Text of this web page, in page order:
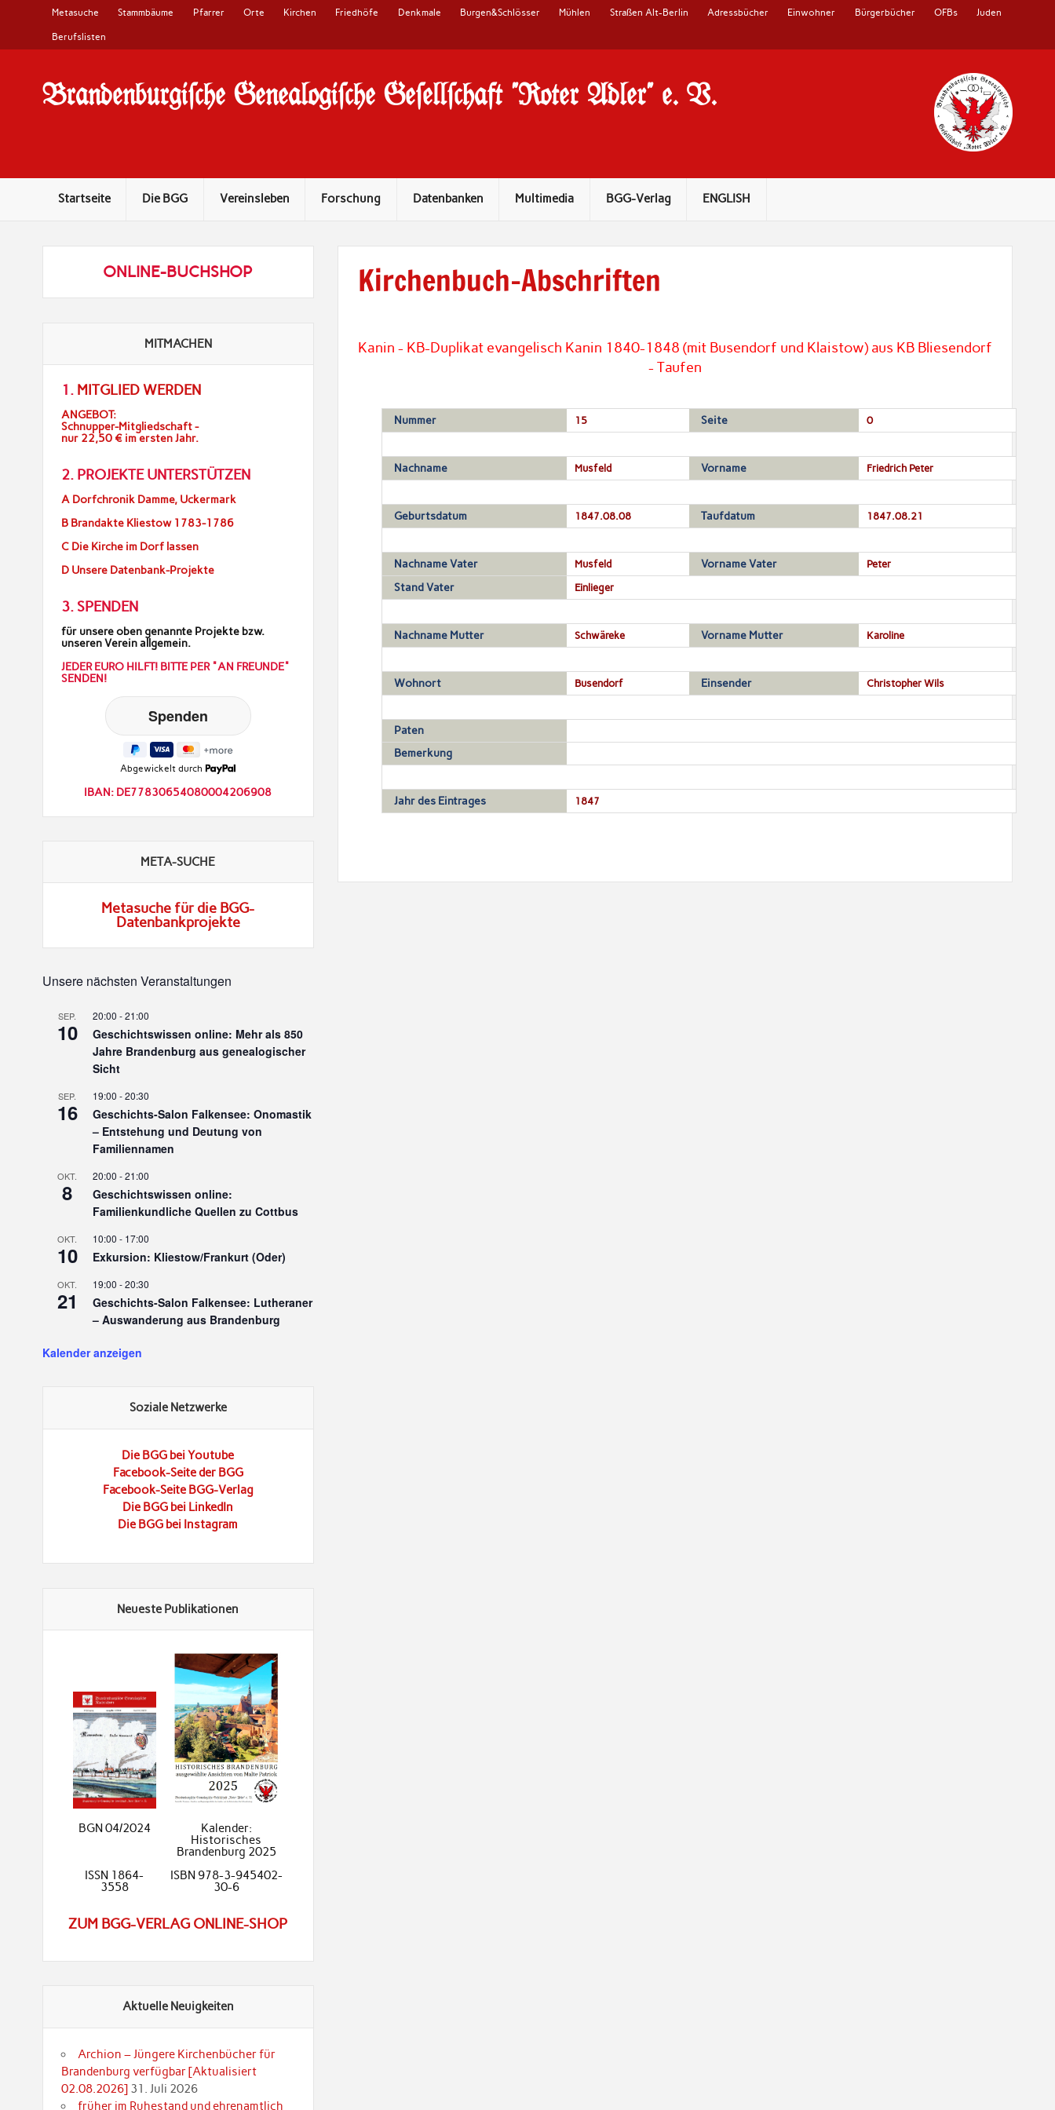
Metasuche Stammbäume Pfarrer Orte Kirchen Friedhöfe Denkmale Burgen&Schlösser Mühlen Straßen Alt-Berlin Adressbücher Einwohner Bürgerbücher OFBs Juden
Berufslisten
Brandenburgi#che Genealogi#che Ge#ell#chaft "Roter Adler" e. V.
Startseite Die BGG Vereinsleben Forschung Datenbanken Multimedia BGG-Verlag ENGLISH
Kirchenbuch-Abschriften
Kanin - KB-Duplikat evangelisch Kanin 1840-1848 (mit Busendorf und Klaistow) aus KB Bliesendorf
- Taufen
Nummer 15 Seite 0
Nachname Musfeld Vorname Friedrich Peter
Geburtsdatum 1847.08.08 Taufdatum 1847.08.21
Nachname Vater Musfeld Vorname Vater Peter
Stand Vater Einlieger
Nachname Mutter Schwäreke Vorname Mutter Karoline
Wohnort Busendorf Einsender Christopher Wils
Paten
Bemerkung
Jahr des Eintrages 1847
ONLINE-BUCHSHOP
MITMACHEN
1. MITGLIED WERDEN
ANGEBOT:
Schnupper-Mitgliedschaft -
nur 22,50 € im ersten Jahr.
2. PROJEKTE UNTERSTÜTZEN
A Dorfchronik Damme, Uckermark
B Brandakte Kliestow 1783-1786
C Die Kirche im Dorf lassen
D Unsere Datenbank-Projekte
3. SPENDEN
für unsere oben genannte Projekte bzw.
unseren Verein allgemein.
JEDER EURO HILFT! BITTE PER "AN FREUNDE"
SENDEN!
Abgewickelt durch
IBAN: DE77830654080004206908
META-SUCHE
Metasuche für die BGG-
Datenbankprojekte
Unsere nächsten Veranstaltungen
SEP.
10
20:00 -21:00
Geschichtswissen online: Mehr als 850
Jahre Brandenburg aus genealogischer
Sicht
SEP.
16
19:00 -20:30
Geschichts-Salon Falkensee: Onomastik
– Entstehung und Deutung von
Familiennamen
OKT.
8
20:00 -21:00
Geschichtswissen online:
Familienkundliche Quellen zu Cottbus
OKT.
10
10:00 - 17:00
Exkursion: Kliestow/Frankurt (Oder)
OKT.
21
19:00 -20:30
Geschichts-Salon Falkensee: Lutheraner
– Auswanderung aus Brandenburg
Kalender anzeigen
Soziale Netzwerke
Die BGG bei Youtube
Facebook-Seite der BGG
Facebook-Seite BGG-Verlag
Die BGG bei LinkedIn
Die BGG bei Instagram
Neueste Publikationen
BGN 04/2024
Kalender:
Historisches
Brandenburg 2025
ISSN 1864-
3558
ISBN 978-3-945402-
30-6
ZUM BGG-VERLAG ONLINE-SHOP
Aktuelle Neuigkeiten
Archion – Jüngere Kirchenbücher für
Brandenburg verfügbar [Aktualisiert
02.08.2026] 31. Juli 2026
früher im Ruhestand und ehrenamtlich